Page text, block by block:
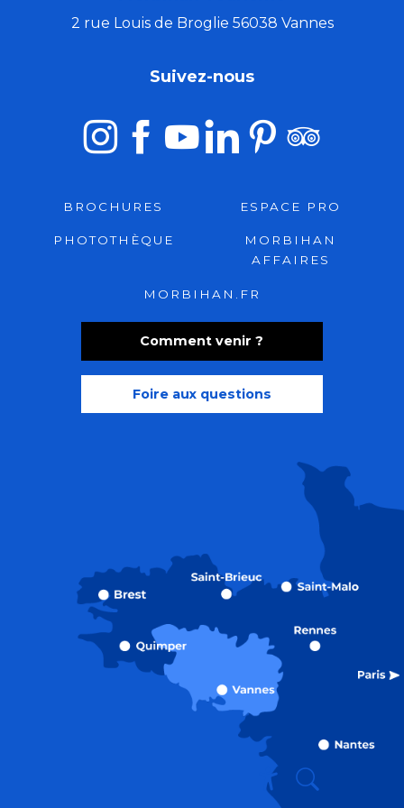
2 rue Louis de Broglie 56038 Vannes
Comment venir ?
Foire aux questions
Suivez-nous
BROCHURES ESPACE PRO
PHOTOTHÈQUE
MORBIHAN
AFFAIRES
MORBIHAN.FR